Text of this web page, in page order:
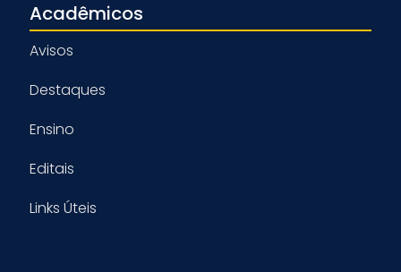
Acadêmicos
Avisos
Destaques
Ensino
Editais
Links Úteis